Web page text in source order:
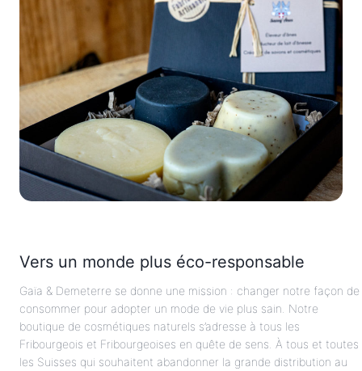
Vers un monde plus éco-responsable
Gaïa & Demeterre se donne une mission : changer notre façon de
consommer pour adopter un mode de vie plus sain. Notre
boutique de cosmétiques naturels s’adresse à tous les
Fribourgeois et Fribourgeoises en quête de sens. À tous et toutes
les Suisses qui souhaitent abandonner la grande distribution au